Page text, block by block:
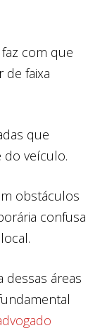
com que
faixa
que
do veículo.
obstáculos
confusa
dessas áreas